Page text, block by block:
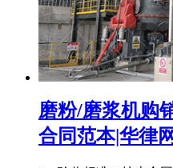
磨粉/磨浆机购
合同范本|华律网